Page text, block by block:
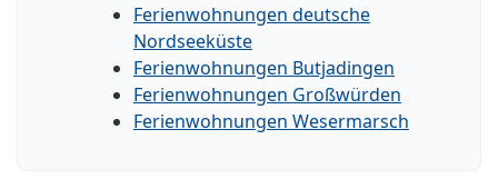
Ferienwohnungen deutsche
Nordseeküste
Ferienwohnungen Butjadingen
Ferienwohnungen Großwürden
Ferienwohnungen Wesermarsch